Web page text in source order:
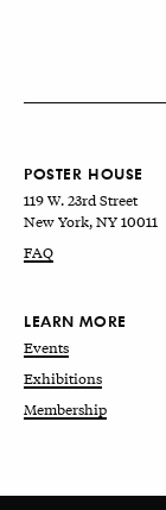
POSTER HOUSE
119 W. 23rd Street
New York, NY 10011
FAQ
LEARN MORE
Events
Exhibitions
Membership